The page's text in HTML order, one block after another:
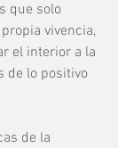
que solo
vivencia,
el interior a la
de lo positivo
de la